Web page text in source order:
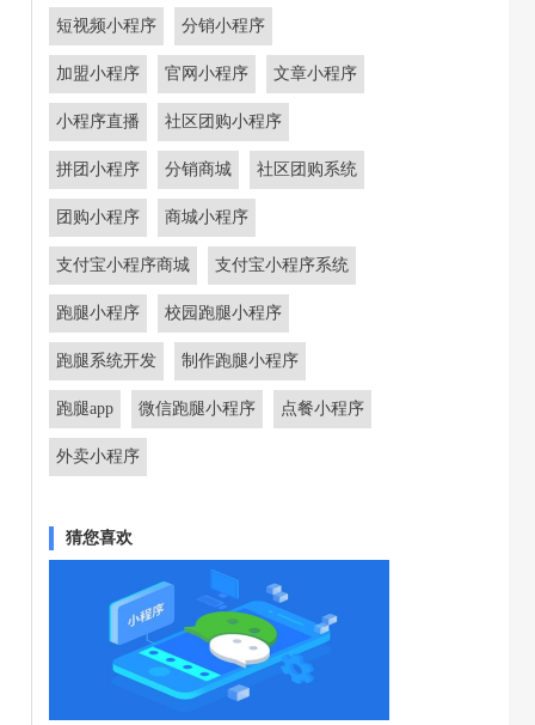
短视频小程序 分销小程序
加盟小程序 官网小程序 文章小程序
小程序直播 社区团购小程序
拼团小程序 分销商城 社区团购系统
团购小程序 商城小程序
支付宝小程序商城 支付宝小程序系统
跑腿小程序 校园跑腿小程序
跑腿系统开发 制作跑腿小程序
跑腿app 微信跑腿小程序 点餐小程序
外卖小程序
猜您喜欢